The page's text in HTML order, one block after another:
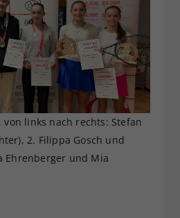
von links nach rechts: Stefan
2. Filippa Gosch und
Ehrenberger und Mia